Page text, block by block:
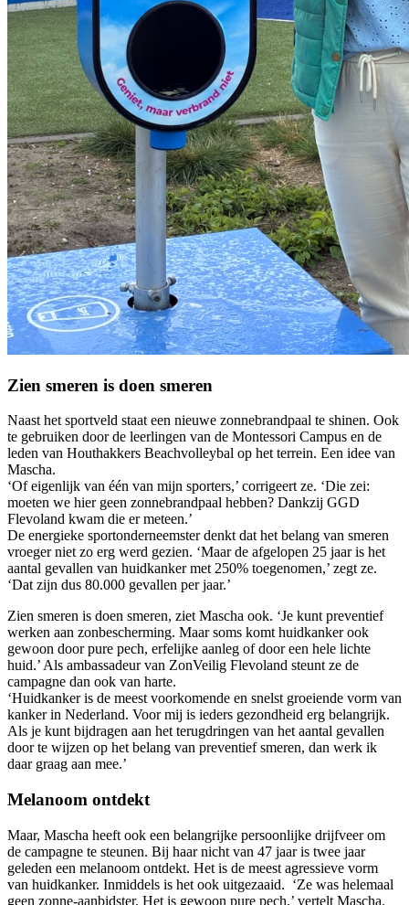
Zien smeren is doen smeren
Naast het sportveld staat een nieuwe zonnebrandpaal te shinen. Ook
te gebruiken door de leerlingen van de Montessori Campus en de
leden van Houthakkers Beachvolleybal op het terrein. Een idee van
Mascha.
‘Of eigenlijk van één van mijn sporters,’ corrigeert ze. ‘Die zei:
moeten we hier geen zonnebrandpaal hebben? Dankzij GGD
Flevoland kwam die er meteen.’
De energieke sportonderneemster denkt dat het belang van smeren
vroeger niet zo erg werd gezien. ‘Maar de afgelopen 25 jaar is het
aantal gevallen van huidkanker met 250% toegenomen,’ zegt ze.
‘Dat zijn dus 80.000 gevallen per jaar.’
Zien smeren is doen smeren, ziet Mascha ook. ‘Je kunt preventief
werken aan zonbescherming. Maar soms komt huidkanker ook
gewoon door pure pech, erfelijke aanleg of door een hele lichte
huid.’ Als ambassadeur van ZonVeilig Flevoland steunt ze de
campagne dan ook van harte.
‘Huidkanker is de meest voorkomende en snelst groeiende vorm van
kanker in Nederland. Voor mij is ieders gezondheid erg belangrijk.
Als je kunt bijdragen aan het terugdringen van het aantal gevallen
door te wijzen op het belang van preventief smeren, dan werk ik
daar graag aan mee.’
Melanoom ontdekt
Maar, Mascha heeft ook een belangrijke persoonlijke drijfveer om
de campagne te steunen. Bij haar nicht van 47 jaar is twee jaar
geleden een melanoom ontdekt. Het is de meest agressieve vorm
van huidkanker. Inmiddels is het ook uitgezaaid. ‘Ze was helemaal
geen zonne-aanbidster. Het is gewoon pure pech,’ vertelt Mascha.